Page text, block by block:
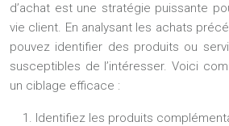
d’achat est une stratégie puissante
vie client. En analysant les achats
pouvez identifier des produits ou
susceptibles de l’intéresser. Voici
un ciblage efficace :
Identifiez les produits